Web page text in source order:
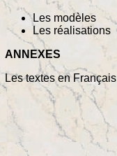
Les modèles
Les réalisations
ANNEXES
Les textes en